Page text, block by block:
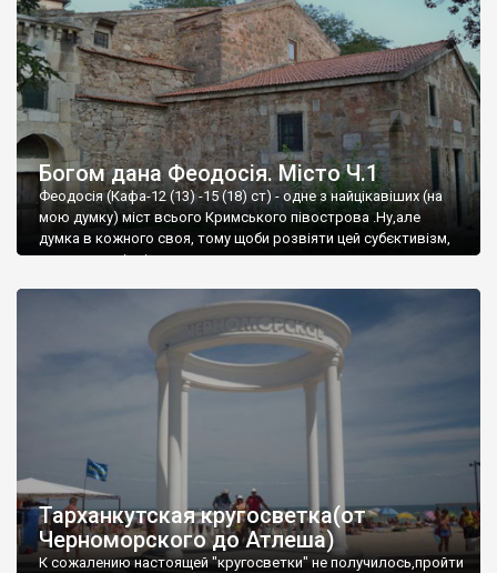
Богом дана Феодосія. Місто Ч.1
Феодосія (Кафа-12 (13) -15 (18) ст) - одне з найцікавіших (на
мою думку) міст всього Кримського півострова .Ну,але
думка в кожного своя, тому щоби розвіяти цей субєктивізм,
запрошую відвідати це
Тарханкутская кругосветка(от
Черноморского до Атлеша)
К сожалению настоящей "кругосветки" не получилось,пройти